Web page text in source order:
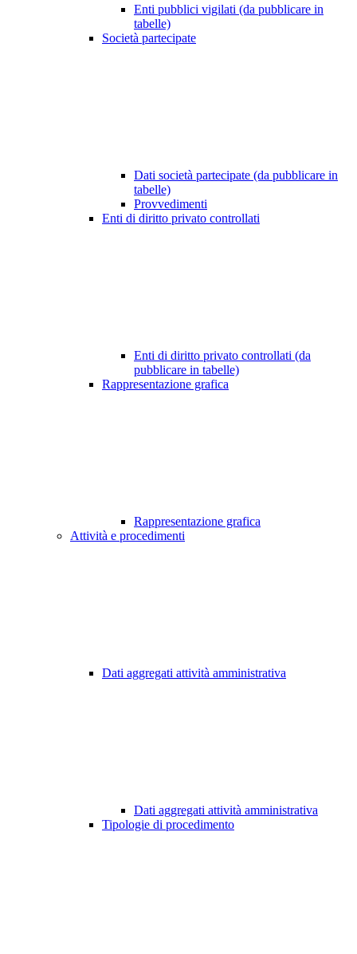
Enti pubblici vigilati (da pubblicare in
tabelle)
Società partecipate
Dati società partecipate (da pubblicare in
tabelle)
Provvedimenti
Enti di diritto privato controllati
Enti di diritto privato controllati (da
pubblicare in tabelle)
Rappresentazione grafica
Rappresentazione grafica
Attività e procedimenti
Dati aggregati attività amministrativa
Dati aggregati attività amministrativa
Tipologie di procedimento